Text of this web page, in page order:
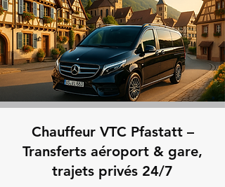
Chauffeur VTC Pfastatt –
Transferts aéroport & gare,
trajets privés 24/7